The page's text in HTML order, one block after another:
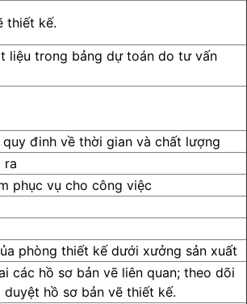
thiết kế.
liệu trong bảng dự toán do tư vấn
đinh về thời gian và chất lượng
ra
phục vụ cho công việc
phòng thiết kế dưới xưởng sản xuất
các hồ sơ bản vẽ liên quan; theo dõi
hồ sơ bản vẽ thiết kế.